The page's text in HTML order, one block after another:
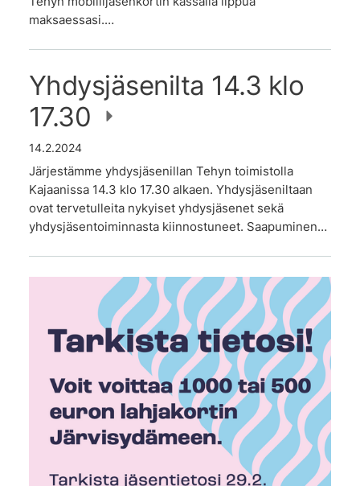
maksaessasi.…
Yhdysjäsenilta 14.3 klo
17.30
14.2.2024
Järjestämme yhdysjäsenillan Tehyn toimistolla
Kajaanissa 14.3 klo 17.30 alkaen. Yhdysjäseniltaan
ovat tervetulleita nykyiset yhdysjäsenet sekä
yhdysjäsentoiminnasta kiinnostuneet. Saapuminen…